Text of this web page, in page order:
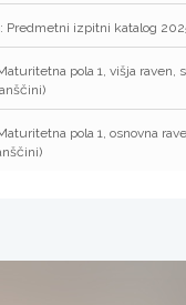
: Predmetni izpitni katalog
pola 1, višja raven,
pola 1, osnovna